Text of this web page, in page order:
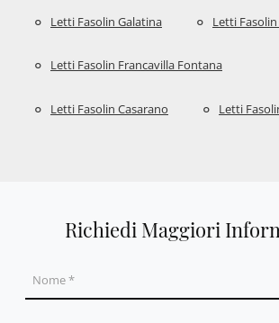
Letti Fasolin Galatina Letti
Letti Fasolin Francavilla Fontana
Letti Fasolin Casarano Letti
Richiedi Maggiori